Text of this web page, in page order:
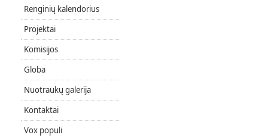
Renginių kalendorius
Projektai
Komisijos
Globa
Nuotraukų galerija
Kontaktai
Vox populi